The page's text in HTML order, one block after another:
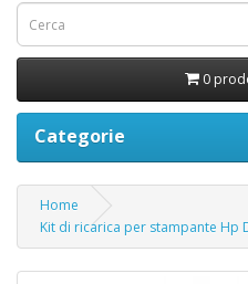
0
Categorie
Home
Kit di ricarica per stampante Hp